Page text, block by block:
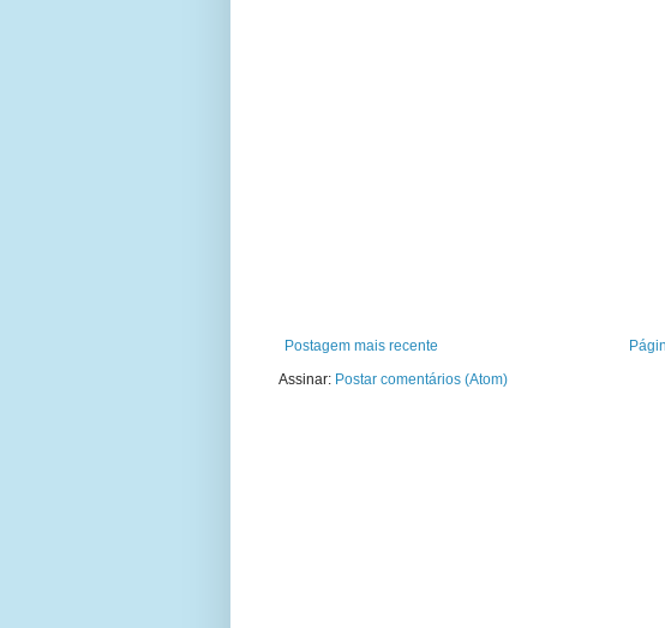
Postagem mais recente
Assinar: Postar comentários (Atom)